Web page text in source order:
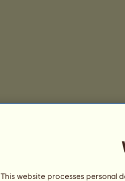
This website processes personal